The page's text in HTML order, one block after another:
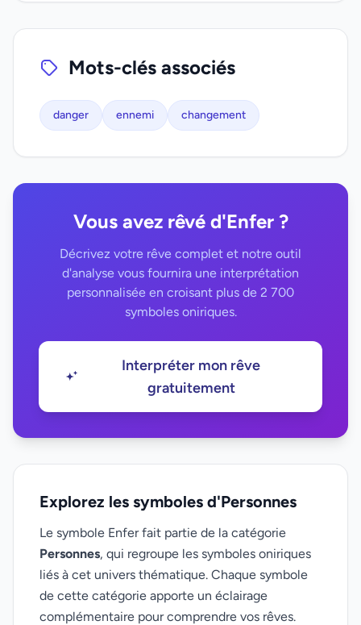
Mots-clés associés
danger ennemi changement
Vous avez rêvé d'Enfer ?
Décrivez votre rêve complet et notre outil
d'analyse vous fournira une interprétation
personnalisée en croisant plus de 2 700
symboles oniriques.
Interpréter mon rêve
gratuitement
Explorez les symboles d'Personnes
Le symbole Enfer fait partie de la catégorie
Personnes, qui regroupe les symboles oniriques
liés à cet univers thématique. Chaque symbole
de cette catégorie apporte un éclairage
complémentaire pour comprendre vos rêves.